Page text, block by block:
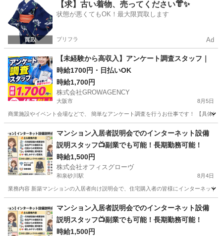
大阪 大阪市 ホテル 給料
【求】古い着物、売ってください👘✨
状態が悪くてもOK！最大限買取します
プリフラ Ad
【未経験から高収入】アンケート調査スタッフ｜
時給1700円・日払いOK
時給1,700円
株式会社GROWAGENCY
大阪市 8月5日
商業施設やイベント会場などで、 簡単なアンケート調査を行うお仕事です！ 【具体
時給
マンション入居者説明会でのインターネット設備
説明スタッフ📺副業でも可能！長期勤務可能！
時給1,500円
株式会社オフィスグローヴ
和泉砂川駅 8月4日
業務内容 新築マンションの入居者向け説明会で、住宅購入者の皆様にインターネッ
接客 スタッフ
マンション入居者説明会でのインターネット設備
説明スタッフ📺副業でも可能！長期勤務可能！
時給1,500円